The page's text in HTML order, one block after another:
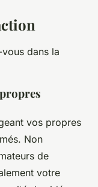
dans la
vos propres
Non
de
votre